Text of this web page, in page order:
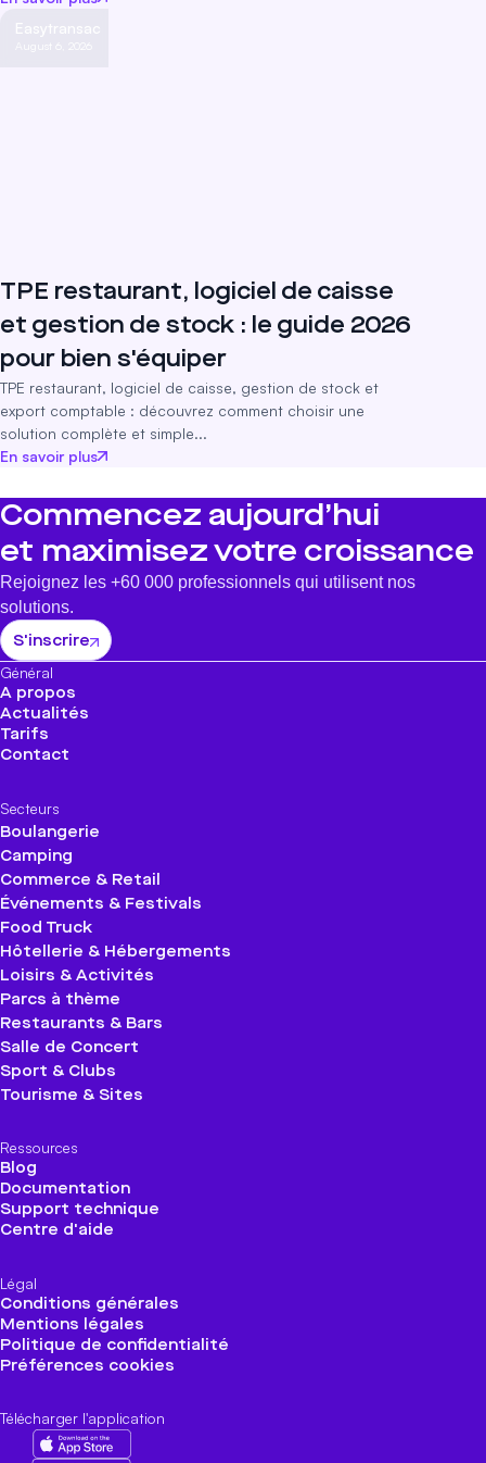
Easytransac
August 6, 2026
TPE restaurant, logiciel de caisse
et gestion de stock : le guide 2026
pour bien s'équiper
TPE restaurant, logiciel de caisse, gestion de stock et
export comptable : découvrez comment choisir une
solution complète et simple...
En savoir plus
Commencez aujourd’hui
et maximisez votre croissance
Rejoignez les +60 000 professionnels qui utilisent nos
solutions.
S'inscrire
Général
A propos
Actualités
Tarifs
Contact
Secteurs
Boulangerie
Camping
Commerce & Retail
Événements & Festivals
Food Truck
Hôtellerie & Hébergements
Loisirs & Activités
Parcs à thème
Restaurants & Bars
Salle de Concert
Sport & Clubs
Tourisme & Sites
Ressources
Blog
Documentation
Support technique
Centre d'aide
Légal
Conditions générales
Mentions légales
Politique de confidentialité
Préférences cookies
Télécharger l'application